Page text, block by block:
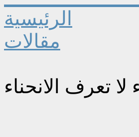
الرئيسية
مقالات
تعرف الانحناء